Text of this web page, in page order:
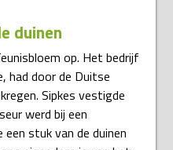
duinen
op. Het bedrijf
had door de Duitse
Sipkes vestigde
werd bij een
stuk van de duinen